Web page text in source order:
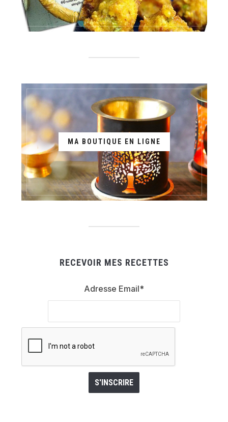
MA BOUTIQUE EN LIGNE
RECEVOIR MES RECETTES
Adresse Email*